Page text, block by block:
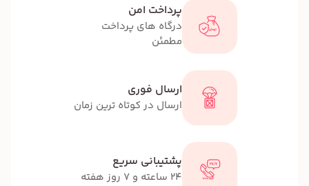
پرداخت امن
درگاه های پرداخت
مطمئن
ارسال فوری
ارسال در کوتاه ترین زمان
پشتیبانی سریع
24 ساعته و 7 روز هفته